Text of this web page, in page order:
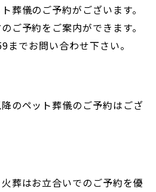
葬儀のご予約がございます。
ご予約をご案内ができます。
でお問い合わせ下さい。
のペット葬儀のご予約はござ
葬はお立合いでのご予約を優